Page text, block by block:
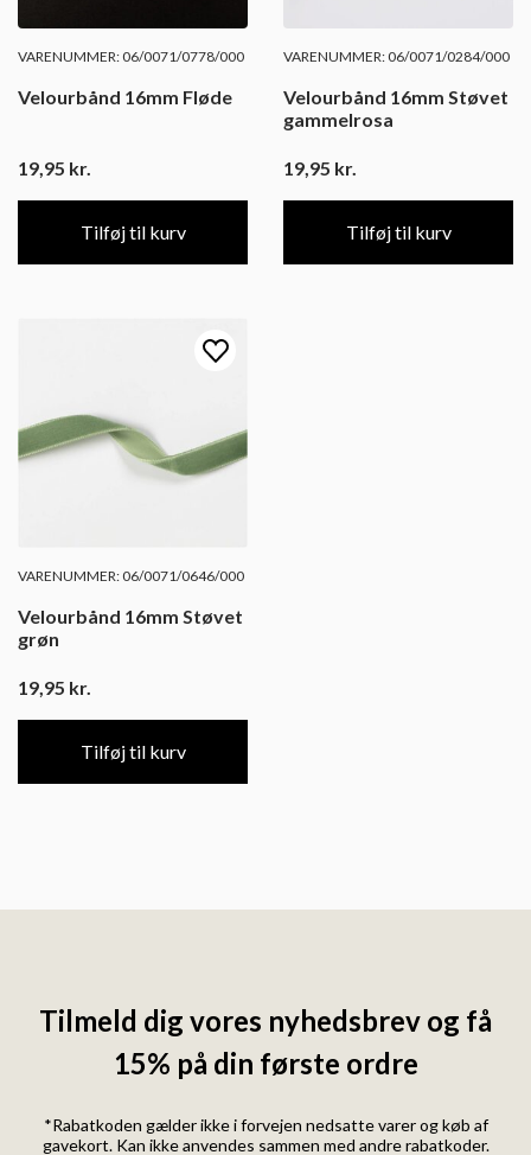
VARENUMMER: 06/0071/0778/000
Velourbånd 16mm Fløde
19,95 kr.
Tilføj til kurv
VARENUMMER: 06/0071/0284/000
Velourbånd 16mm Støvet
gammelrosa
19,95 kr.
Tilføj til kurv
VARENUMMER: 06/0071/0646/000
Velourbånd 16mm Støvet
grøn
19,95 kr.
Tilføj til kurv
Tilmeld dig vores nyhedsbrev og få
15% på din første ordre
*Rabatkoden gælder ikke i forvejen nedsatte varer og køb af
gavekort. Kan ikke anvendes sammen med andre rabatkoder.